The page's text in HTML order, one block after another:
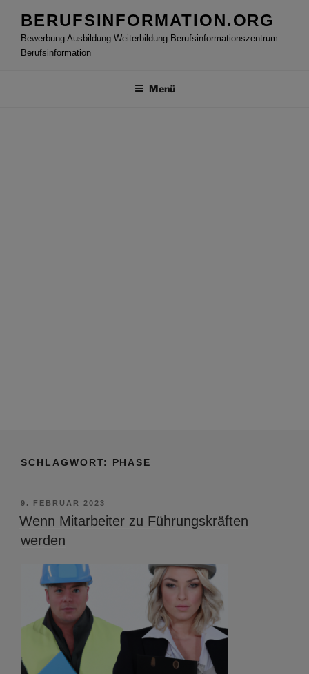
Inhalt
springen
BERUFSINFORMATION.ORG
Bewerbung Ausbildung Weiterbildung Berufsinformationszentrum
Berufsinformation
Menü
SCHLAGWORT: PHASE
VERÖFFENTLICHT
AM
9. FEBRUAR 2023
Wenn Mitarbeiter zu Führungskräften
werden